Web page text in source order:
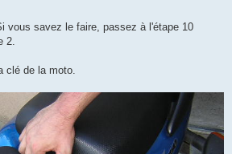
vous savez le faire, passez à l'étape 10
2.
clé de la moto.